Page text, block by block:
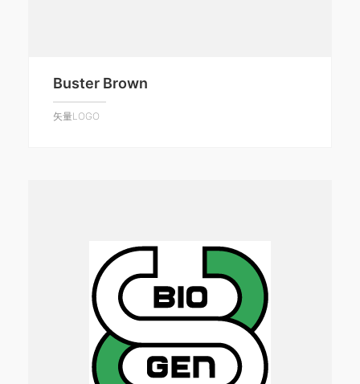
Buster Brown
矢量LOGO